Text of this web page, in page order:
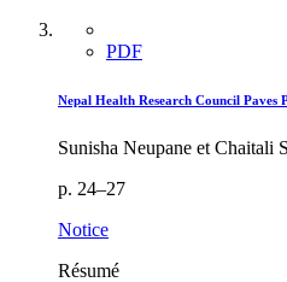
PDF
Nepal Health Research Council Paves
Sunisha Neupane et Chaitali
p. 24–27
Notice
Résumé